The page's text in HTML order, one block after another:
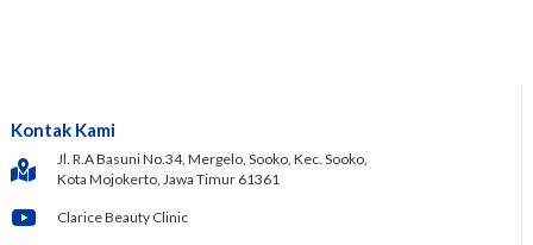
Kontak Kami
Jl. R.A Basuni No.34, Mergelo, Sooko, Kec. Sooko,
Kota Mojokerto, Jawa Timur 61361
Clarice Beauty Clinic